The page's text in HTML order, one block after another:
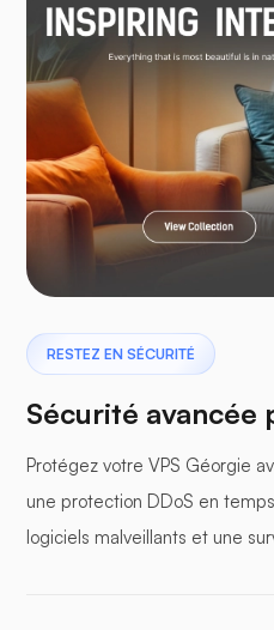
Laravel
panneaux
RESTEZ EN SÉCURITÉ
Sécurité avancée
Protégez votre VPS Géorgie
une protection DDoS en
logiciels malveillants et une